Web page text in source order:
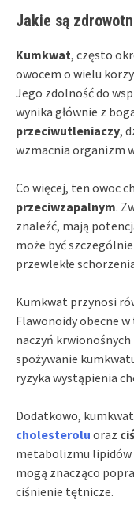
Jakie są
Kumkwat, często
owocem o wielu
Jego zdolność do
wynika głównie z
przeciwutleniaczy,
wzmacnia organizm
Co więcej, ten owoc
przeciwzapalnym.
znaleźć, mają
może być
przewlekłe
Kumkwat przynosi
Flawonoidy obecne
naczyń
spożywanie
ryzyka wystąpienia
Dodatkowo,
cholesterolu oraz
metabolizmu lipidów
mogą znacząco
ciśnienie tętnicze.